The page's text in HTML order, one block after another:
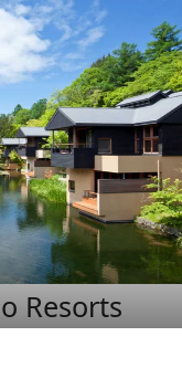
Resorts